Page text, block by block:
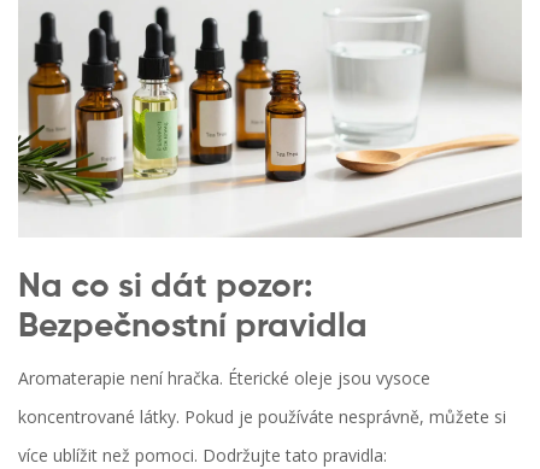
Na co si dát pozor:
Bezpečnostní pravidla
Aromaterapie není hračka. Éterické oleje jsou vysoce
koncentrované látky. Pokud je používáte nesprávně, můžete si
více ublížit než pomoci. Dodržujte tato pravidla: